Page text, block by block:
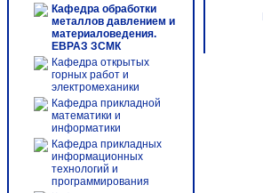
Кафедра обработки
металлов давлением и
материаловедения.
ЕВРАЗ ЗСМК
Кафедра открытых
горных работ и
электромеханики
Кафедра прикладной
математики и
информатики
Кафедра прикладных
информационных
технологий и
программирования